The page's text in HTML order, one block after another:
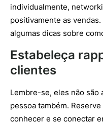
individualmente,
positivamente as
algumas dicas sobre
Estabeleça
clientes
Lembre-se, eles não são
pessoa também.
conhecer e se conectar